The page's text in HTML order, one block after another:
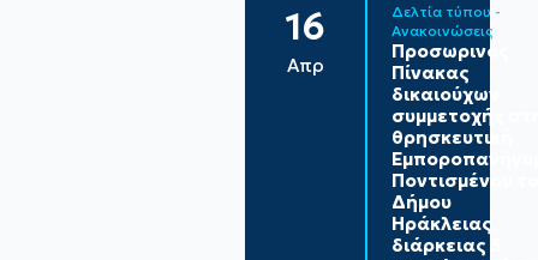
16
Απρ
Δελτία τύπου -
Ανακοινώσεις
Προσωρινός
Πίνακας
δικαιούχων
συμμετοχής
θρησκευτική
Ποντισμένου
Δήμου
Ηράκλειας,
διάρκειας 3